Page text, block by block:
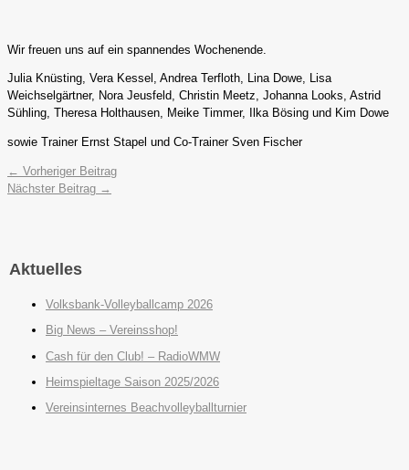
Wir freuen uns auf ein spannendes Wochenende.
Julia Knüsting, Vera Kessel, Andrea Terfloth, Lina Dowe, Lisa
Weichselgärtner, Nora Jeusfeld, Christin Meetz, Johanna Looks, Astrid
Sühling, Theresa Holthausen, Meike Timmer, Ilka Bösing und Kim Dowe
sowie Trainer Ernst Stapel und Co-Trainer Sven Fischer
← Vorheriger Beitrag
Nächster Beitrag →
Aktuelles
Volksbank-Volleyballcamp 2026
Big News – Vereinsshop!
Cash für den Club! – RadioWMW
Heimspieltage Saison 2025/2026
Vereinsinternes Beachvolleyballturnier